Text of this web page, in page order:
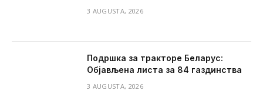
3 AUGUSTA, 2026
Подршка за тракторе Беларус:
Објављена листа за 84 газдинства
3 AUGUSTA, 2026